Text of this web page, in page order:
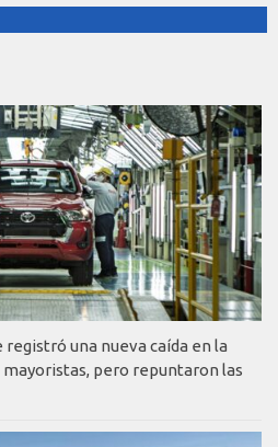
una nueva caída en la
pero repuntaron las